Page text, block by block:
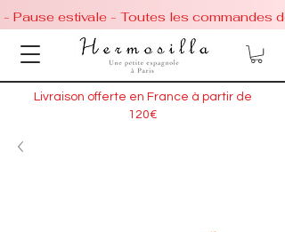
- Pause estivale - Toutes les commandes
Livraison offerte en France à partir de
120€